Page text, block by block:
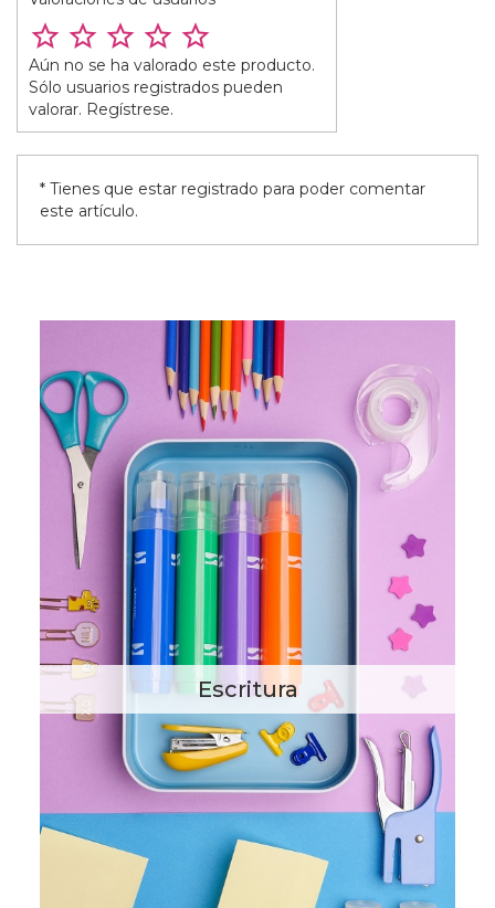
Aún no se ha valorado este producto.
Sólo usuarios registrados pueden
valorar. Regístrese.
* Tienes que estar registrado para poder comentar
este artículo.
Escritura